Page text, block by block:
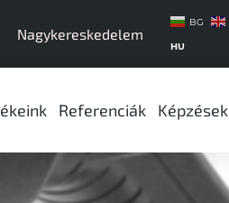
Nagykereskedelem
BG
HU
Referenciák Képzések